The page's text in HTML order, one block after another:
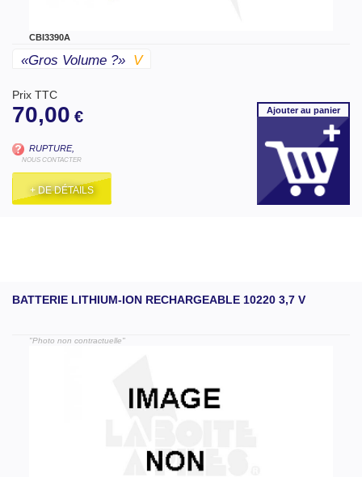
CBI3390A
«gros Volume ?» V
Prix TTC
70,00 €
RUPTURE,
NOUS CONTACTER
+ DE DÉTAILS
Ajouterau panier
BATTERIE LITHIUM-ION RECHARGEABLE 10220 3,7 V
"Photo non contractuelle"